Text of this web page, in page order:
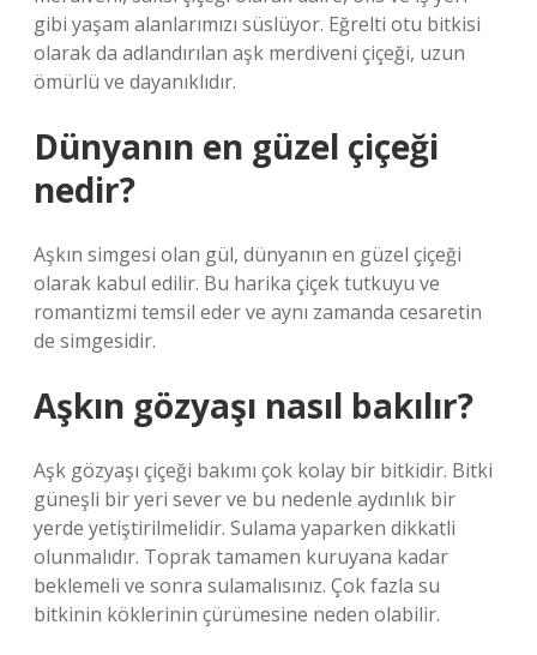
gibi yaşam alanlarımızı süslüyor. Eğrelti otu bitkisi
olarak da adlandırılan aşk merdiveni çiçeği, uzun
ömürlü ve dayanıklıdır.
Dünyanın en güzel çiçeği
nedir?
Aşkın simgesi olan gül, dünyanın en güzel çiçeği
olarak kabul edilir. Bu harika çiçek tutkuyu ve
romantizmi temsil eder ve aynı zamanda cesaretin
de simgesidir.
Aşkın gözyaşı nasıl bakılır?
Aşk gözyaşı çiçeği bakımı çok kolay bir bitkidir. Bitki
güneşli bir yeri sever ve bu nedenle aydınlık bir
yerde yetiştirilmelidir. Sulama yaparken dikkatli
olunmalıdır. Toprak tamamen kuruyana kadar
beklemeli ve sonra sulamalısınız. Çok fazla su
bitkinin köklerinin çürümesine neden olabilir.